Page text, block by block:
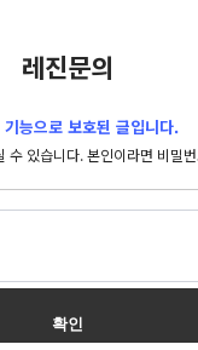
레진문의
기능으로 보호된 글입니다.
수 있습니다. 본인이라면 비밀